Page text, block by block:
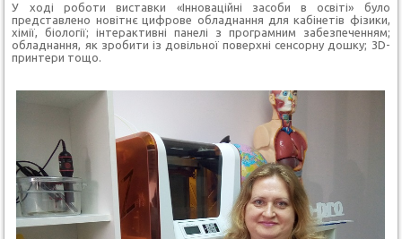
У ході роботи виставки «Інноваційні засоби в освіті» було
представлено новітнє цифрове обладнання для кабінетів фізики,
хімії, біології; інтерактивні панелі з програмним забезпеченням;
обладнання, як зробити із довільної поверхні сенсорну дошку; 3D-
принтери тощо.